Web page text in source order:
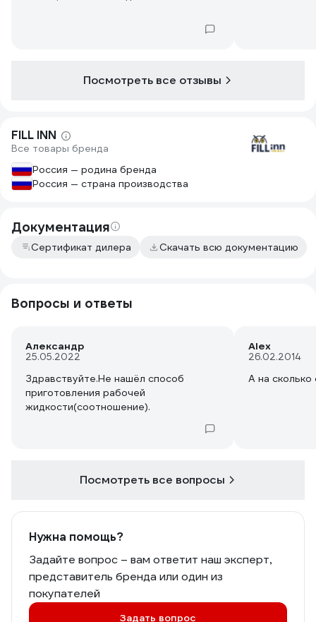
между омывкой должно пройти время.
Посмотреть все отзывы
FILL INN
Все товары бренда
Россия — родина бренда
Россия — страна производства
Документация
Сертификат дилера Скачать всю документацию
Вопросы и ответы
Александр
25.05.2022
Здравствуйте.Не нашёл способ
приготовления рабочей
жидкости(соотношение).
Alex
26.02.2014
А на сколько
Посмотреть все вопросы
Нужна помощь?
Задайте вопрос – вам ответит наш эксперт,
представитель бренда или один из
покупателей
Задать вопрос